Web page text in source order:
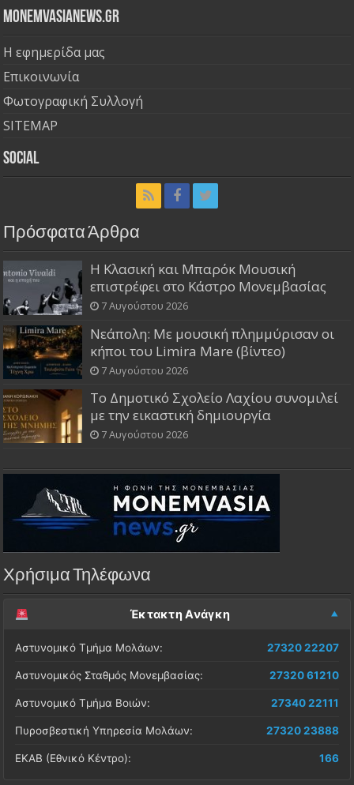
Monemvasianews.gr
Η εφημερίδα μας
Επικοινωνία
Φωτογραφική Συλλογή
SITEMAP
Social
Πρόσφατα Άρθρα
Η Κλασική και Μπαρόκ Μουσική
επιστρέφει στο Κάστρο Μονεμβασίας
7 Αυγούστου 2026
Νεάπολη: Με μουσική πλημμύρισαν οι
κήποι του Limira Mare (βίντεο)
7 Αυγούστου 2026
Το Δημοτικό Σχολείο Λαχίου συνομιλεί
με την εικαστική δημιουργία
7 Αυγούστου 2026
Χρήσιμα Τηλέφωνα
Έκτακτη Ανάγκη
Αστυνομικό Τμήμα Μολάων: 27320 22207
Αστυνομικός Σταθμός Μονεμβασίας: 27320 61210
Αστυνομικό Τμήμα Βοιών: 27340 22111
Πυροσβεστική Υπηρεσία Μολάων: 27320 23888
ΕΚΑΒ (Εθνικό Κέντρο): 166